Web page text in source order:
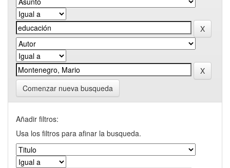
Comenzar nueva busqueda
Añadir filtros:
Usa los filtros para afinar la busqueda.